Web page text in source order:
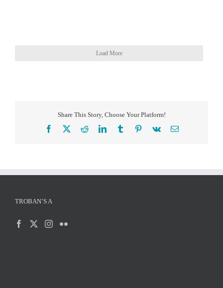
Load More
Share This Story, Choose Your Platform!
Facebook
X RedditLinkedInTumblrPinterest
Vk
Correo
TROBAN’S A